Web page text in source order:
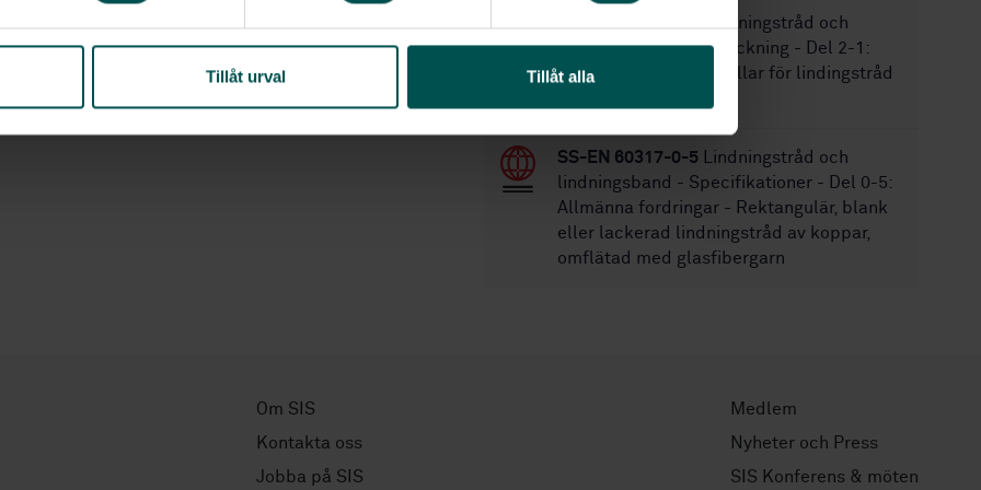
Tillåt urval Tillåt alla
Lindningstråd och
lindningsband - Förpackning - Del 2-1:
Cylindriska leveransrullar för lindingstråd
SS-EN 60317-0-5 Lindningstråd och
lindningsband - Specifikationer - Del 0-5:
Allmänna fordringar - Rektangulär, blank
eller lackerad lindningstråd av koppar,
omflätad med glasfibergarn
Om SIS
Kontakta oss
Jobba på SIS
Medlem
Nyheter och Press
SIS Konferens & möten